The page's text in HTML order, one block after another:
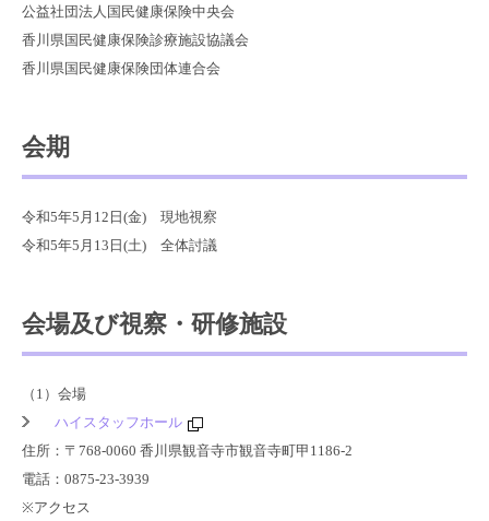
公益社団法人国民健康保険中央会
香川県国民健康保険診療施設協議会
香川県国民健康保険団体連合会
会期
令和5年5月12日(金) 現地視察
令和5年5月13日(土) 全体討議
会場及び視察・研修施設
（1）会場
ハイスタッフホール
住所：〒768-0060 香川県観音寺市観音寺町甲1186-2
電話：0875-23-3939
※アクセス